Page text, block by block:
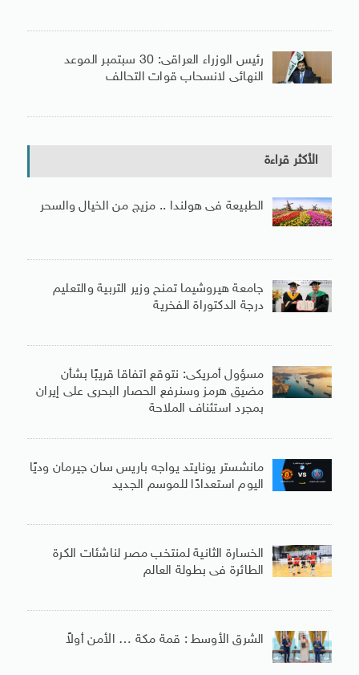
رئيس الوزراء العراقى: 30 سبتمبر الموعد
النهائى لانسحاب قوات التحالف
الأكثر قراءة
الطبيعة فى هولندا .. مزيج من الخيال والسحر
جامعة هيروشيما تمنح وزير التربية والتعليم
درجة الدكتوراة الفخرية
مسؤول أمريكى: نتوقع اتفاقا قريبًا بشأن
مضيق هرمز وسنرفع الحصار البحرى على إيران
بمجرد استئناف الملاحة
مانشستر يونايتد يواجه باريس سان جيرمان وديًا
اليوم استعدادًا للموسم الجديد
الخسارة الثانية لمنتخب مصر لناشئات الكرة
الطائرة فى بطولة العالم
الشرق الأوسط : قمة مكة … الأمن أولاً